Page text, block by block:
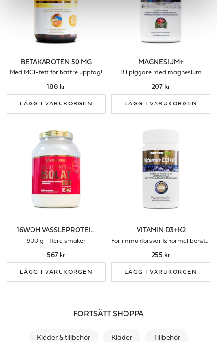
BETAKAROTEN 50 MG
Med MCT-fett för bättre upptag!
188 kr
LÄGG I VARUKORGEN
MAGNESIUM+
Bli piggare med magnesium
207 kr
LÄGG I VARUKORGEN
16WOH VASSLEPROTEINISOLAT
900 g - flera smaker
567 kr
LÄGG I VARUKORGEN
VITAMIN D3+K2
För immunförsvar & normal benstomme
255 kr
LÄGG I VARUKORGEN
FORTSÄTT SHOPPA
Kläder & tillbehör Kläder Tillbehör